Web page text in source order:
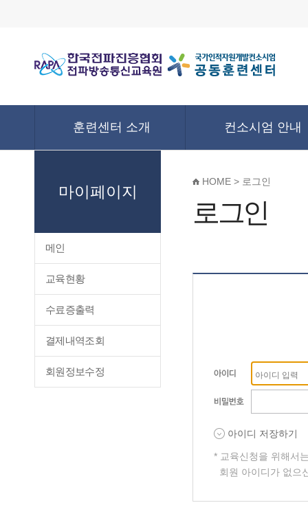
훈련센터 소개 컨소시엄 안내
마이페이지
메인
교육현황
수료증출력
결제내역조회
회원정보수정
HOME > 로그인
로그인
아이디 저장하기
* 교육신청을 위해서
회원 아이디가 없으